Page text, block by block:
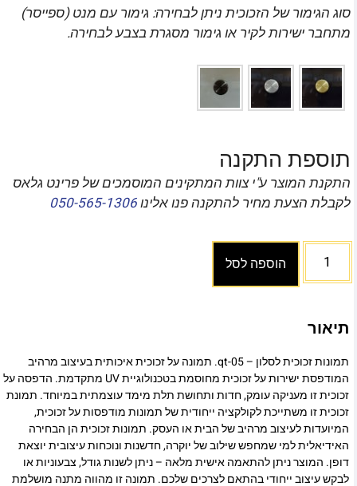
סוג הגימור של הזכוכית ניתן לבחירה: גימור עם מנט (ספייסר)
מתחבר ישירות לקיר או גימור מסגרת בצבע לבחירה.
תוספת התקנה
התקנת המוצר ע"י צוות המתקינים המוסמכים של פרינט גלאס
לקבלת הצעת מחיר להתקנה פנו אלינו050-565-1306
הוספה לסל
תיאור
תמונות זכוכית לסלון – qt-05. תמונה על זכוכית איכותית בעיצוב מרהיב
המודפסת ישירות על זכוכית מחוסמת בטכנולוגיית UV מתקדמת. הדפסה על
זכוכית זו מעניקה עומק, חדות ותחושת תלת מימד עוצמתית במיוחד. תמונת
זכוכית זו משתייכת לקולקציה ייחודית של תמונות מודפסות על זכוכית,
המיועדות לעיצוב מרהיב של הבית או העסק. תמונות זכוכית הן הבחירה
האידיאלית למי שמחפש שילוב של יוקרה, חדשנות ונוכחות עיצובית יוצאת
דופן. המוצר ניתן להתאמה אישית מלאה – ניתן לשנות גודל, צבעוניות או
לבקש עיצוב ייחודי בהתאם לצרכים שלכם. תמונה זו מהווה מתנה מושלמת